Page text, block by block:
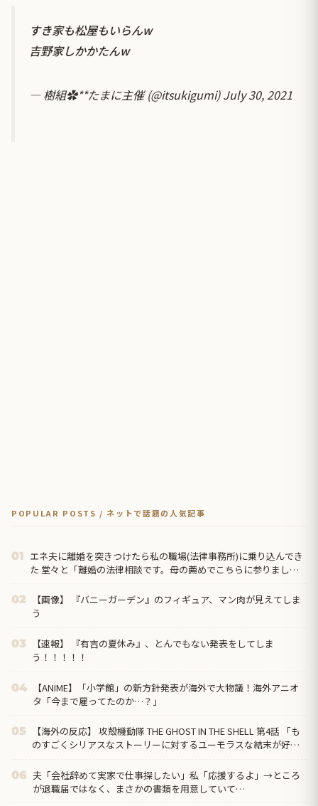
すき家も松屋もいらんw
吉野家しかかたんw
— 樹組✿**たまに主催 (@itsukigumi)July 30, 2021
POPULAR POSTS / ネットで話題の人気記事
01 エネ夫に離婚を突きつけたら私の職場(法律事務所)に乗り込んでき
た 堂々と「離婚の法律相談です。母の薦めでこちらに参りまし
02
【画像】 『バニーガーデン』のフィギュア、マン肉が見えてしま
う
03
【速報】 『有吉の夏休み』、とんでもない発表をしてしま
う！！！！！
04
【ANIME】「小学館」の新方針発表が海外で大物議！海外アニオ
タ「今まで雇ってたのか…？」
05
【海外の反応】 攻殻機動隊 THE GHOST IN THE SHELL 第4話 「も
のすごくシリアスなストーリーに対するユーモラスな結末が好
06 夫「会社辞めて実家で仕事探したい」私「応援するよ」→ところ
が退職届ではなく、まさかの書類を用意していて…